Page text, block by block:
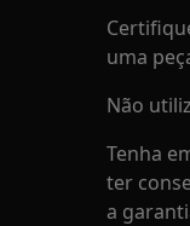
uma
Não
Tenha
ter
a